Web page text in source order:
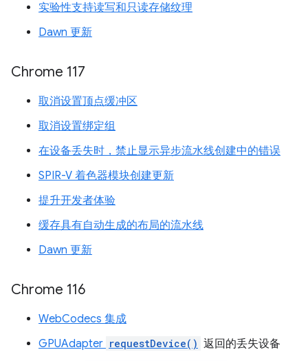
实验性支持读写和只读存储纹理
Dawn 更新
Chrome 117
取消设置顶点缓冲区
取消设置绑定组
在设备丢失时，禁止显示异步流水线创建中的错误
SPIR-V 着色器模块创建更新
提升开发者体验
缓存具有自动生成的布局的流水线
Dawn 更新
Chrome 116
WebCodecs 集成
GPUAdapter requestDevice() 返回的丢失设备